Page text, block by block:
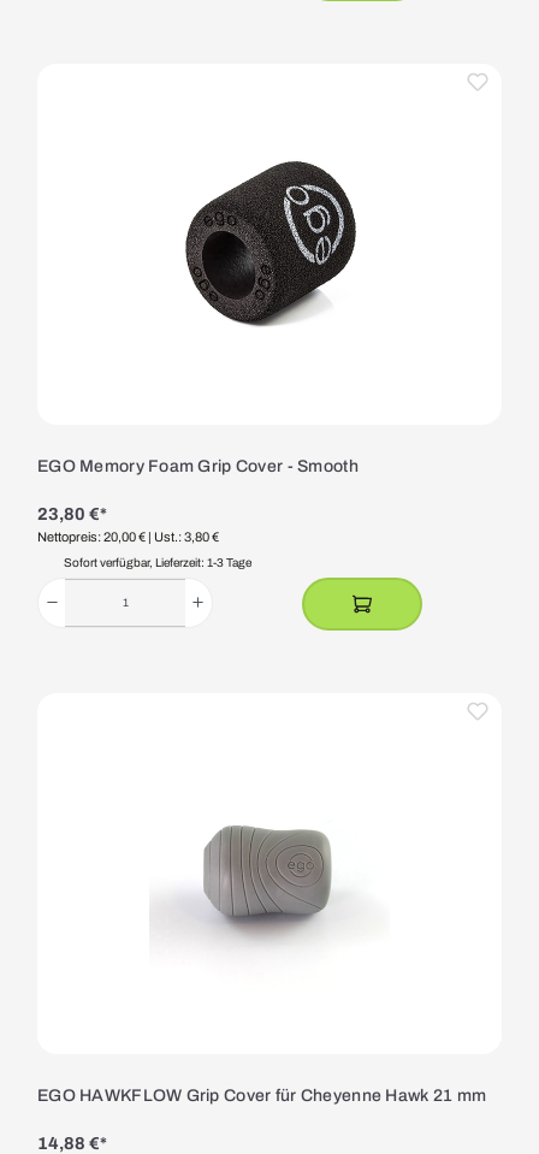
EGO Memory Foam Grip Cover - Smooth
23,80 €*
Nettopreis: 20,00 € | Ust.: 3,80 €
Sofort verfügbar, Lieferzeit: 1-3 Tage
EGO HAWKFLOW Grip Cover für Cheyenne Hawk 21 mm
14,88 €*